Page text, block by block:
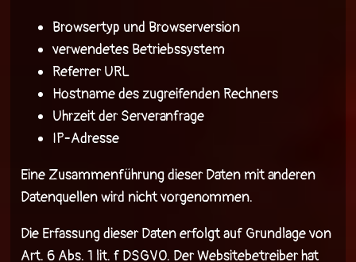
Browsertyp und Browserversion
verwendetes Betriebssystem
Referrer URL
Hostname des zugreifenden Rechners
Uhrzeit der Serveranfrage
IP-Adresse
Eine Zusammenführung dieser Daten mit anderen
Datenquellen wird nicht vorgenommen.
Die Erfassung dieser Daten erfolgt auf Grundlage von
Art. 6 Abs. 1 lit. f DSGVO. Der Websitebetreiber hat